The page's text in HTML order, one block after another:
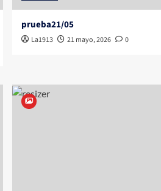
prueba21/05
La1913 21 mayo, 2026 0